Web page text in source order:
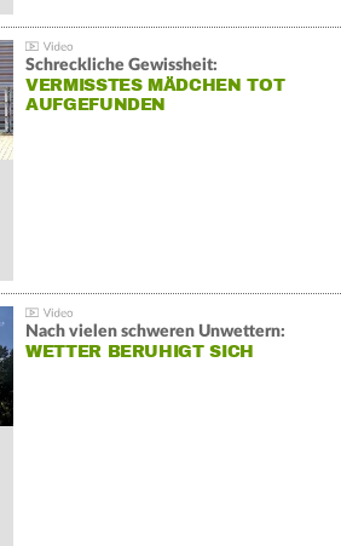
Schreckliche Gewissheit:
VERMISSTES MÄDCHEN TOT
AUFGEFUNDEN
Nach vielen schweren Unwettern:
WETTER BERUHIGT SICH